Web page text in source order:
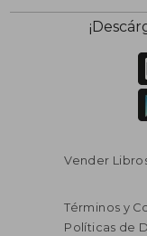
Vender
Términos y
Políticas de